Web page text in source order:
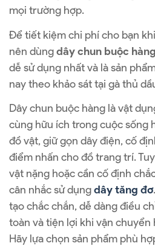
mọi trường hợp.
Để tiết kiệm chi phí cho bạn
nên dùngdây chun buộc hàng
dễ sử dụng nhất và là sản
nay theo khảo sát tại gà thủ
Dây chun buộc hàng là vật
cùng hữu ích trong cuộc sống
đồ vật, giữ gọn dây điện, cố
điểm nhấn cho đồ trang trí.
vật nặng hoặc cần cố định
cân nhắc sử dụngdây tăng đơ
tạo chắc chắn, dễ dàng điều
toàn và tiện lợi khi vận chuyển
Hãy lựa chọn sản phẩm phù